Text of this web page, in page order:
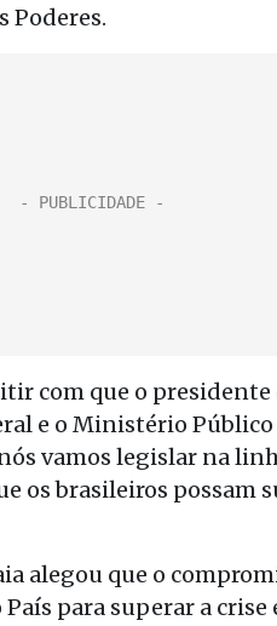
Poderes.
com que o presidente
e o Ministério
vamos legislar na
os brasileiros possam
alegou que o
para superar a